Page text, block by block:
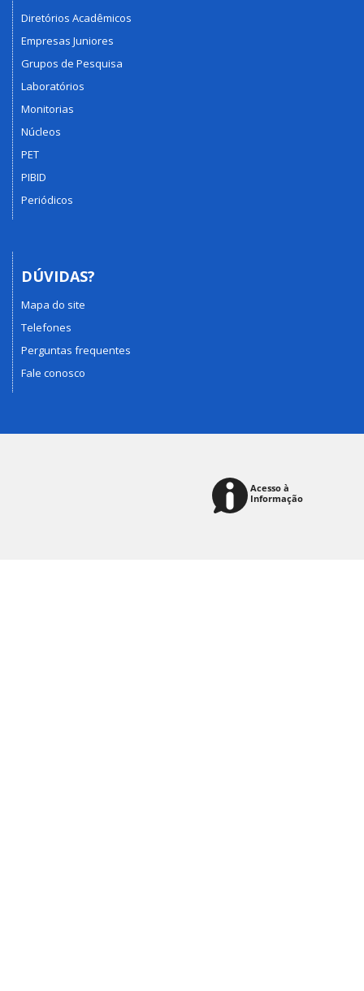
Diretórios Acadêmicos
Empresas Juniores
Grupos de Pesquisa
Laboratórios
Monitorias
Núcleos
PET
PIBID
Periódicos
DÚVIDAS?
Mapa do site
Telefones
Perguntas frequentes
Fale conosco